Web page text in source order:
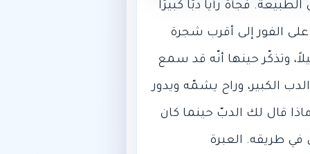
فجأة رأيا دبًا كبيرًا
الفور إلى أقرب شجرة
وتذكّر حينها أنّه قد سمع
الكبير، وراح يشمّه ويدور
قال لك الدبّ حينما كان
طريقه. العبرة